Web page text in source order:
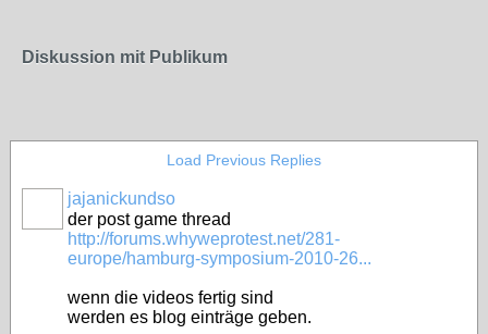
Diskussion mit Publikum
Load Previous Replies
jajanickundso
der post game thread
http://forums.whyweprotest.net/281-
europe/hamburg-symposium-2010-26...
wenn die videos fertig sind
werden es blog einträge geben.